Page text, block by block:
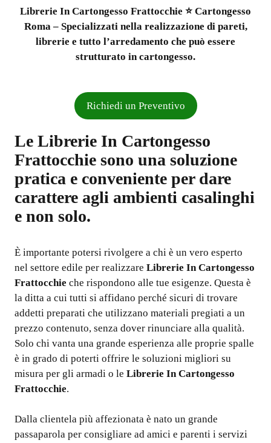
Librerie In Cartongesso Frattocchie ⭐ Cartongesso
Roma – Specializzati nella realizzazione di pareti,
librerie e tutto l’arredamento che può essere
strutturato in cartongesso.
Richiedi un Preventivo
Le Librerie In Cartongesso
Frattocchie sono una soluzione
pratica e conveniente per dare
carattere agli ambienti casalinghi
e non solo.
È importante potersi rivolgere a chi è un vero esperto
nel settore edile per realizzare Librerie In Cartongesso
Frattocchie che rispondono alle tue esigenze. Questa è
la ditta a cui tutti si affidano perché sicuri di trovare
addetti preparati che utilizzano materiali pregiati a un
prezzo contenuto, senza dover rinunciare alla qualità.
Solo chi vanta una grande esperienza alle proprie spalle
è in grado di poterti offrire le soluzioni migliori su
misura per gli armadi o le Librerie In Cartongesso
Frattocchie.
Dalla clientela più affezionata è nato un grande
passaparola per consigliare ad amici e parenti i servizi